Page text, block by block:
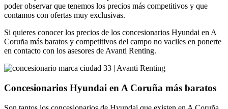
poder observar que tenemos los precios más competitivos y que
contamos con ofertas muy exclusivas.
Si quieres conocer los precios de los concesionarios Hyundai en A
Coruña más baratos y competitivos del campo no vaciles en ponerte
en contacto con los asesores de Avanti Renting.
Concesionarios Hyundai en A Coruña más baratos